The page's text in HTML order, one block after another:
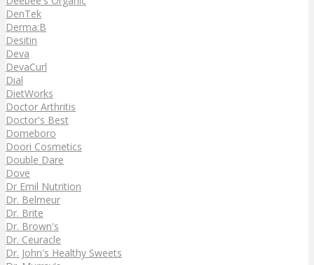
DenTek
Derma:B
Desitin
Deva
DevaCurl
Dial
DietWorks
Doctor Arthritis
Doctor's Best
Domeboro
Doori Cosmetics
Double Dare
Dove
Dr Emil Nutrition
Dr. Belmeur
Dr. Brite
Dr. Brown's
Dr. Ceuracle
Dr. John's Healthy Sweets